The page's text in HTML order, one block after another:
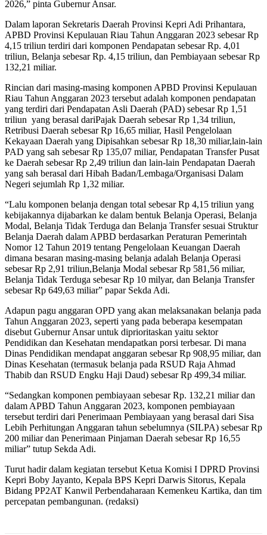
2026,” pinta Gubernur Ansar.
Dalam laporan Sekretaris Daerah Provinsi Kepri Adi Prihantara,
APBD Provinsi Kepulauan Riau Tahun Anggaran 2023 sebesar Rp
4,15 triliun terdiri dari komponen Pendapatan sebesar Rp. 4,01
triliun, Belanja sebesar Rp. 4,15 triliun, dan Pembiayaan sebesar Rp
132,21 miliar.
Rincian dari masing-masing komponen APBD Provinsi Kepulauan
Riau Tahun Anggaran 2023 tersebut adalah komponen pendapatan
yang terdiri dari Pendapatan Asli Daerah (PAD) sebesar Rp 1,51
triliun yang berasal dariPajak Daerah sebesar Rp 1,34 triliun,
Retribusi Daerah sebesar Rp 16,65 miliar, Hasil Pengelolaan
Kekayaan Daerah yang Dipisahkan sebesar Rp 18,30 miliar,lain-lain
PAD yang sah sebesar Rp 135,07 miliar, Pendapatan Transfer Pusat
ke Daerah sebesar Rp 2,49 triliun dan lain-lain Pendapatan Daerah
yang sah berasal dari Hibah Badan/Lembaga/Organisasi Dalam
Negeri sejumlah Rp 1,32 miliar.
“Lalu komponen belanja dengan total sebesar Rp 4,15 triliun yang
kebijakannya dijabarkan ke dalam bentuk Belanja Operasi, Belanja
Modal, Belanja Tidak Terduga dan Belanja Transfer sesuai Struktur
Belanja Daerah dalam APBD berdasarkan Peraturan Pemerintah
Nomor 12 Tahun 2019 tentang Pengelolaan Keuangan Daerah
dimana besaran masing-masing belanja adalah Belanja Operasi
sebesar Rp 2,91 triliun,Belanja Modal sebesar Rp 581,56 miliar,
Belanja Tidak Terduga sebesar Rp 10 milyar, dan Belanja Transfer
sebesar Rp 649,63 miliar” papar Sekda Adi.
Adapun pagu anggaran OPD yang akan melaksanakan belanja pada
Tahun Anggaran 2023, seperti yang pada beberapa kesempatan
disebut Gubernur Ansar untuk diprioritaskan yaitu sektor
Pendidikan dan Kesehatan mendapatkan porsi terbesar. Di mana
Dinas Pendidikan mendapat anggaran sebesar Rp 908,95 miliar, dan
Dinas Kesehatan (termasuk belanja pada RSUD Raja Ahmad
Thabib dan RSUD Engku Haji Daud) sebesar Rp 499,34 miliar.
“Sedangkan komponen pembiayaan sebesar Rp. 132,21 miliar dan
dalam APBD Tahun Anggaran 2023, komponen pembiayaan
tersebut terdiri dari Penerimaan Pembiayaan yang berasal dari Sisa
Lebih Perhitungan Anggaran tahun sebelumnya (SILPA) sebesar Rp
200 miliar dan Penerimaan Pinjaman Daerah sebesar Rp 16,55
miliar” tutup Sekda Adi.
Turut hadir dalam kegiatan tersebut Ketua Komisi I DPRD Provinsi
Kepri Boby Jayanto, Kepala BPS Kepri Darwis Sitorus, Kepala
Bidang PP2AT Kanwil Perbendaharaan Kemenkeu Kartika, dan tim
percepatan pembangunan. (redaksi)